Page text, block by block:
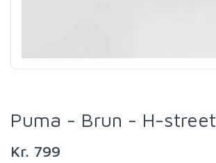
Puma - Brun - H-street
Kr. 799